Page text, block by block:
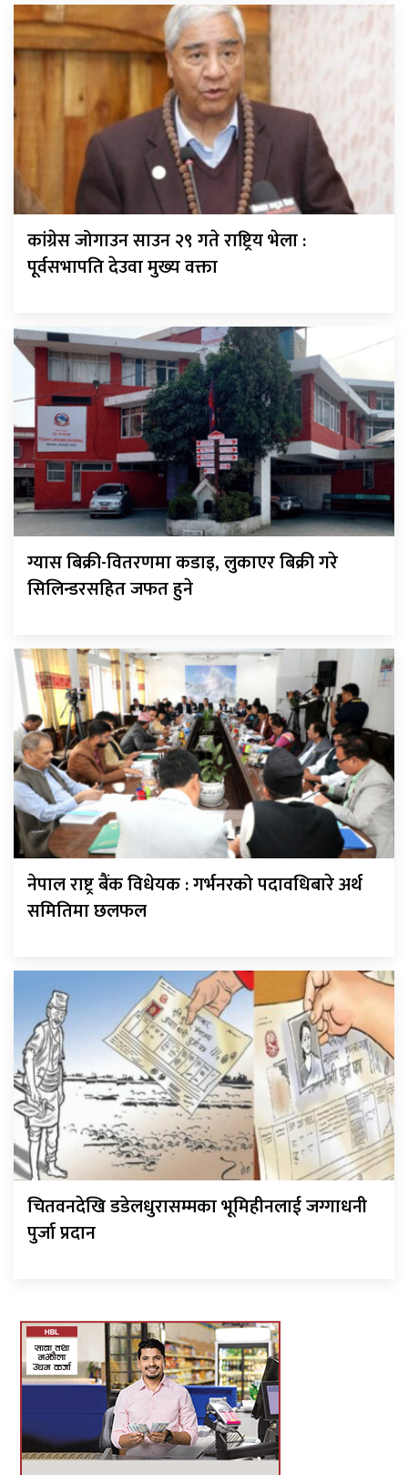
कांग्रेस जोगाउन साउन २९ गते राष्ट्रिय भेला :
पूर्वसभापति देउवा मुख्य वक्ता
ग्यास बिक्री-वितरणमा कडाइ, लुकाएर बिक्री गरे
सिलिन्डरसहित जफत हुने
नेपाल राष्ट्र बैंक विधेयक : गर्भनरको पदावधिबारे अर्थ
समितिमा छलफल
चितवनदेखि डडेलधुरासम्मका भूमिहीनलाई जग्गाधनी
पुर्जा प्रदान